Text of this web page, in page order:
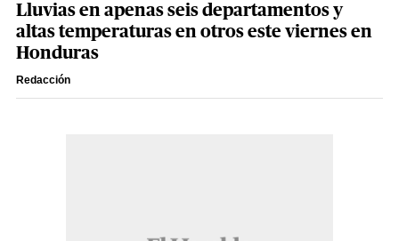
Lluvias en apenas seis departamentos y
altas temperaturas en otros este viernes en
Honduras
Redacción